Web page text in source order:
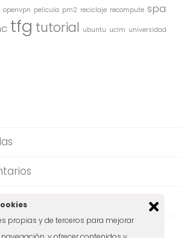
openvpn pelicula pm2 reciclaje recompute spa
tfg tutorial ubuntu uclm universidad
propias y de terceros para mejorar